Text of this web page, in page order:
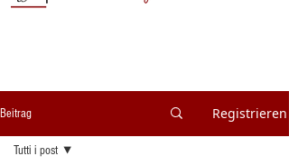
Beitrag Registrieren
Tutti i post